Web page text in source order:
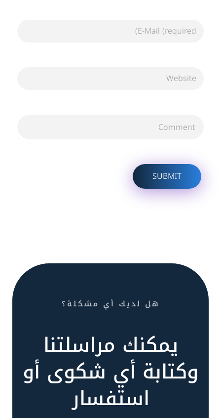
هل لديك أي مشكلة؟
يمكنك مراسلتنا
وكتابة أي شكوى أو
استفسار